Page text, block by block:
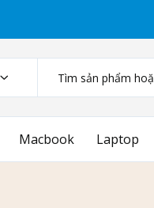
Macbook Laptop